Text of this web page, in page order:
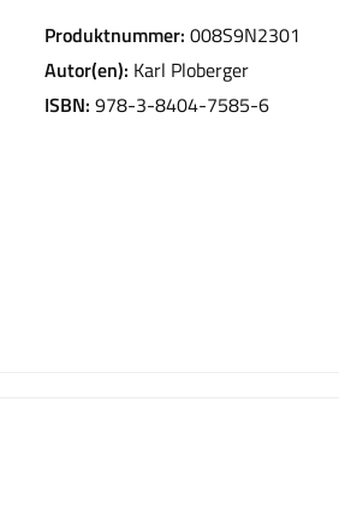
Produktnummer: 008S9N2301
Autor(en): Karl Ploberger
ISBN: 978-3-8404-7585-6